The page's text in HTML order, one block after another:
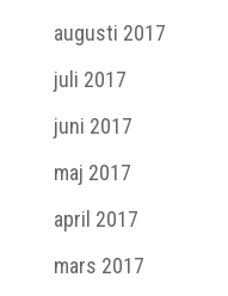
augusti 2017
juli 2017
juni 2017
maj 2017
april 2017
mars 2017